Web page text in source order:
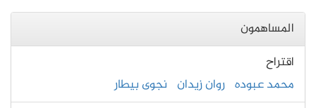
المساهمون
اقتراح
محمد عبوده روان زيدان نجوى بيطار